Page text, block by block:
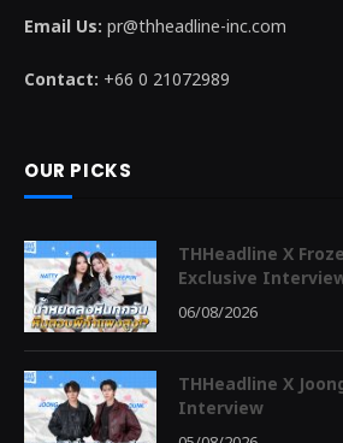
Email Us: pr@thheadline-inc.com
Contact: +66 0 21072989
OUR PICKS
THHeadline X
Exclusive
06/08/2026
THHeadline X
Interview